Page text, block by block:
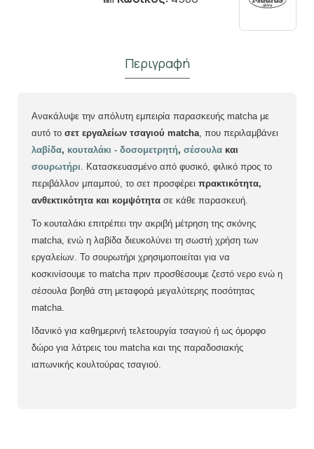
Περιγραφή
Ανακάλυψε την απόλυτη εμπειρία παρασκευής matcha με
αυτό το σετ εργαλείων τσαγιού matcha, που περιλαμβάνει
λαβίδα, κουταλάκι - δοσομετρητή, σέσουλα και
σουρωτήρι. Κατασκευασμένο από φυσικό, φιλικό προς το
περιβάλλον μπαμπού, το σετ προσφέρει πρακτικότητα,
ανθεκτικότητα και κομψότητα σε κάθε παρασκευή.
Το κουταλάκι επιτρέπει την ακριβή μέτρηση της σκόνης
matcha, ενώ η λαβίδα διευκολύνει τη σωστή χρήση των
εργαλείων. Το σουρωτήρι χρησιμοποιείται για να
κοσκινίσουμε το matcha πριν προσθέσουμε ζεστό νερο ενώ η
σέσουλα βοηθά στη μεταφορά μεγαλύτερης ποσότητας
matcha.
Ιδανικό για καθημερινή τελετουργία τσαγιού ή ως όμορφο
δώρο για λάτρεις του matcha και της παραδοσιακής
ιαπωνικής κουλτούρας τσαγιού.